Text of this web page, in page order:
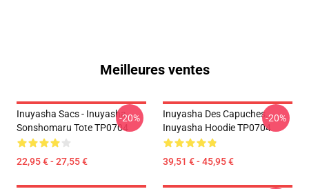
Meilleures ventes
Inuyasha Sacs - Inuyasha
Sonshomaru Tote TP0704
22,95 € - 27,55 €
-20%
Inuyasha Des Capuches...
Inuyasha Hoodie TP0704
39,51 € - 45,95 €
-20%